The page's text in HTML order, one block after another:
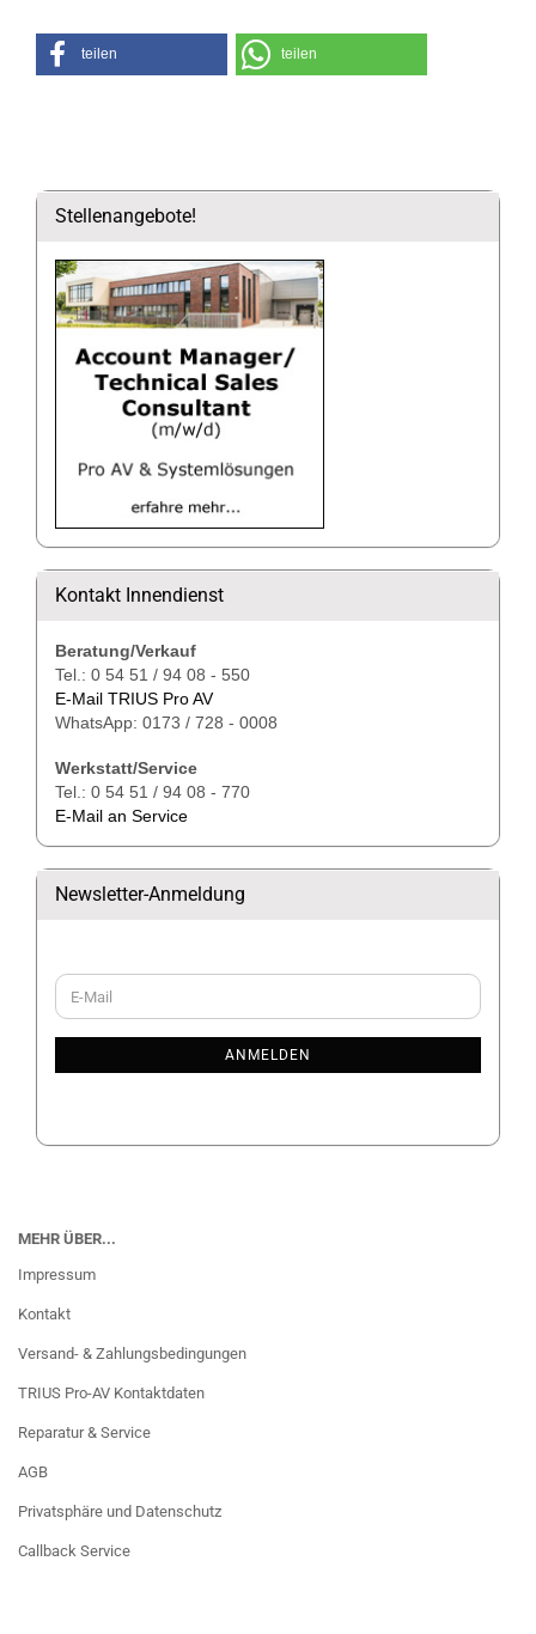
teilen teilen
Stellenangebote!
Kontakt Innendienst
Beratung/Verkauf
Tel.: 0 54 51 / 94 08 - 550
E-Mail TRIUS Pro AV
WhatsApp: 0173 / 728 - 0008
Werkstatt/Service
Tel.: 0 54 51 / 94 08 - 770
E-Mail an Service
Newsletter-Anmeldung
WEITER
ZUR
E-
Mail
ANMELDEN
MEHR ÜBER...
Impressum
Kontakt
Versand- & Zahlungsbedingungen
TRIUS Pro-AV Kontaktdaten
Reparatur & Service
AGB
Privatsphäre und Datenschutz
Callback Service